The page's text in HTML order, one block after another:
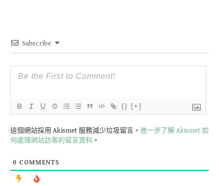
Subscribe
{} [+]
這個網站採用 Akismet 服務減少垃圾留言。 進一步了解 Akismet 如
何處理網站訪客的留言資料 。
0 COMMENTS